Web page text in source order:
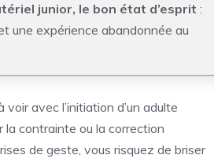
junior, le bon état d’esprit :
une expérience abandonnée au
avec l’initiation d’un adulte
la contrainte ou la correction
de geste, vous risquez de briser